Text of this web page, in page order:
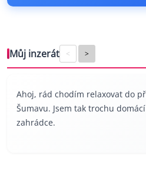
Můj inzerát < >
Ahoj, rád chodím relaxovat do
Šumavu. Jsem tak trochu
zahrádce.